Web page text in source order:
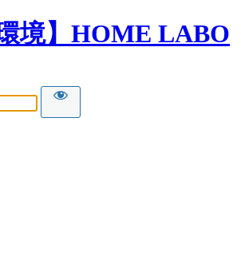
境】HOME LABO